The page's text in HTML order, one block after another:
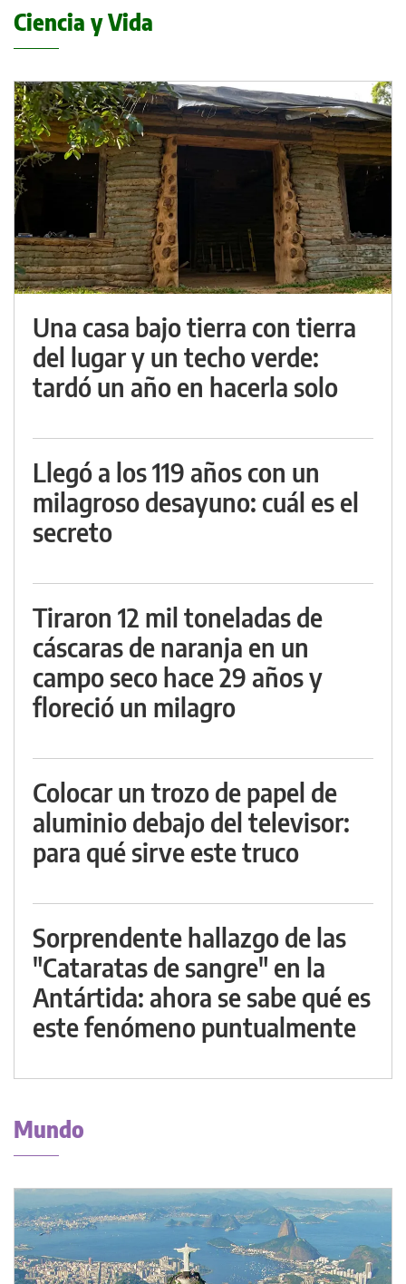
Ciencia y Vida
Una casa bajo tierra con tierra
del lugar y un techo verde:
tardó un año en hacerla solo
Llegó a los 119 años con un
milagroso desayuno: cuál es el
secreto
Tiraron 12 mil toneladas de
cáscaras de naranja en un
campo seco hace 29 años y
floreció un milagro
Colocar un trozo de papel de
aluminio debajo del televisor:
para qué sirve este truco
Sorprendente hallazgo de las
"Cataratas de sangre" en la
Antártida: ahora se sabe qué es
este fenómeno puntualmente
Mundo